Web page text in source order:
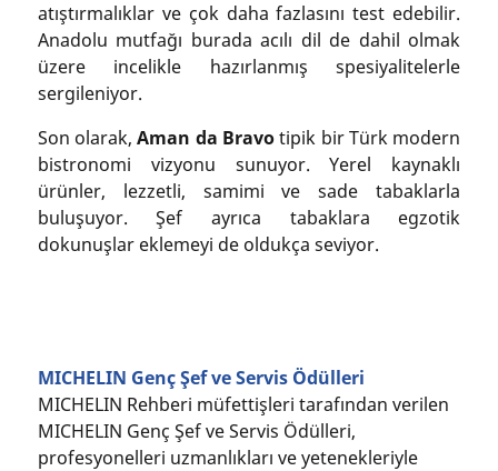
atıştırmalıklar ve çok daha fazlasını test edebilir.
Anadolu mutfağı burada acılı dil de dahil olmak
üzere incelikle hazırlanmış spesiyalitelerle
sergileniyor.
Son olarak,Aman da Bravotipik bir Türk modern
bistronomi vizyonu sunuyor. Yerel kaynaklı
ürünler, lezzetli, samimi ve sade tabaklarla
buluşuyor. Şef ayrıca tabaklara egzotik
dokunuşlar eklemeyi de oldukça seviyor.
MICHELIN Genç Şef ve Servis Ödülleri
MICHELIN Rehberi müfettişleri tarafından verilen
MICHELIN Genç Şef ve Servis Ödülleri,
profesyonelleri uzmanlıkları ve yetenekleriyle